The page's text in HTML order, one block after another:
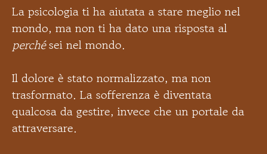
La psicologia ti ha aiutata a stare meglio nel
mondo, ma non ti ha dato una risposta al
perchései nel mondo.
Il dolore è stato normalizzato, ma non
trasformato. La sofferenza è diventata
qualcosa da gestire, invece che un portale da
attraversare.